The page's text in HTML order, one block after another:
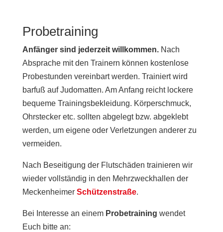
Probetraining
Anfänger sind jederzeit willkommen.Nach
Absprache mit den Trainern können kostenlose
Probestunden vereinbart werden. Trainiert wird
barfuß auf Judomatten. Am Anfang reicht lockere
bequeme Trainingsbekleidung. Körperschmuck,
Ohrstecker etc. sollten abgelegt bzw. abgeklebt
werden, um eigene oder Verletzungen anderer zu
vermeiden.
Nach Beseitigung der Flutschäden trainieren wir
wieder vollständig in den Mehrzweckhallen der
Meckenheimer Schützenstraße.
Bei Interesse an einem Probetraining wendet
Euch bitte an: